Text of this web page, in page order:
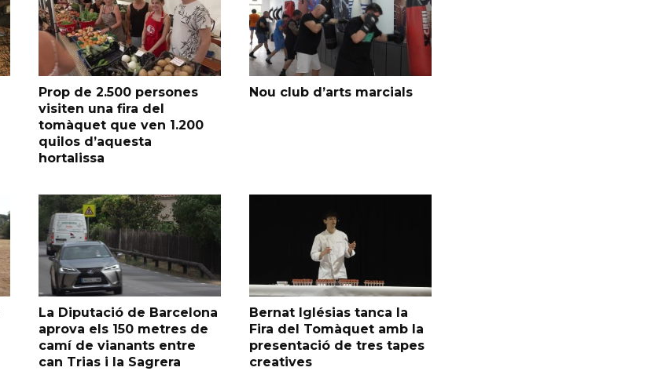
Prop de 2.500 persones
visiten una fira del
tomàquet que ven 1.200
quilos d’aquesta
hortalissa
Nou club d’arts marcials
La Diputació de Barcelona
aprova els 150 metres de
camí de vianants entre
can Trias i la Sagrera
Bernat Iglésias tanca la
Fira del Tomàquet amb la
presentació de tres tapes
creatives